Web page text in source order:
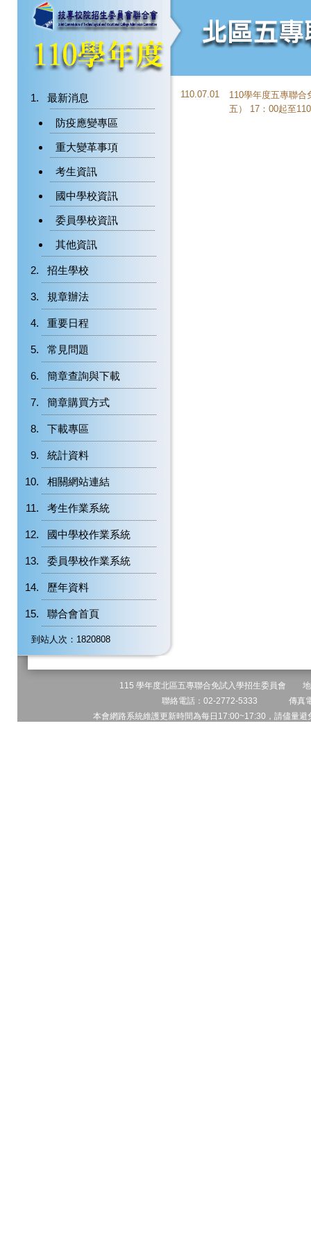
最新消息
防疫應變專區
重大變革事項
考生資訊
國中學校資訊
委員學校資訊
其他資訊
招生學校
規章辦法
重要日程
常見問題
簡章查詢與下載
簡章購買方式
下載專區
統計資料
相關網站連結
考生作業系統
國中學校作業系統
委員學校作業系統
歷年資料
聯合會首頁
到站人次：1820808
110.07.01
110學年度五專聯合
五） 17：00起至
115 學年度北區五專聯合免試入學招生委員會 地
聯絡電話：02-2772-5333 傳真
本會網路系統維護更新時間為每日17:00~17:30，請儘量